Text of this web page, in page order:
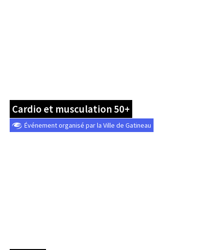
Cardio et musculation 50+
Événement organisé par la Ville de Gatineau